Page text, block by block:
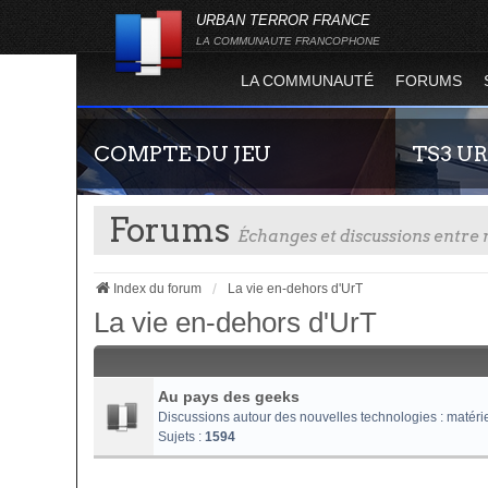
URBAN TERROR FRANCE
LA COMMUNAUTE FRANCOPHONE
LA COMMUNAUTÉ FORUMS
COMPTE DU JEU
Guide rapide concernant l'inscription sur le
site officiel du jeu. Créez ainsi votre compte
joueur qui permet d'être authentifié sur les
serveurs de jeu de la 4.2 !
TS3
Envie de
vous vous
Forums Échanges et discussions
Index du forum La vie en-dehors d'UrT
La vie en-dehors d'UrT
Au pays des geeks
Discussions autour des nouvelles technologies :
Sujets : 1594